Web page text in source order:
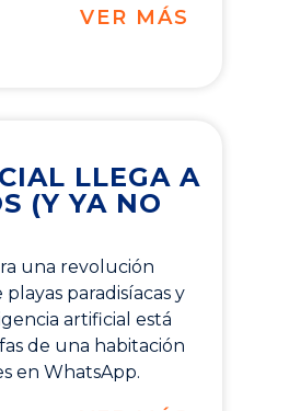
VER MÁS
LLEGA A
(Y YA NO
una revolución
paradisíacas y
artificial está
de una habitación
en WhatsApp.